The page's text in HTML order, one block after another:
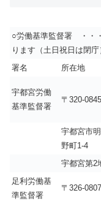
○労働基準監督署 ・・
ります（土日祝日は閉庁
署名
所在地
宇都宮労働
基準監督署
〒320-0845
宇都宮市
野町1-4
宇都宮第2
足利労働基
準監督署
〒326-0807